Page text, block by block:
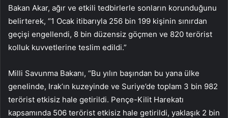
Bakan Akar, ağır ve etkili tedbirlerle sonların korunduğunu
belirterek, “1 Ocak itibarıyla 256 bin 199 kişinin sınırdan
geçişi engellendi, 8 bin düzensiz göçmen ve 820 terörist
kolluk kuvvetlerine teslim edildi.”
Milli Savunma Bakanı, “Bu yılın başından bu yana ülke
genelinde, Irak’ın kuzeyinde ve Suriye’de toplam 3 bin 982
terörist etkisiz hale getirildi. Pençe-Kilit Harekatı
kapsamında 506 terörist etkisiz hale getirildi, yaklaşık 2 bin